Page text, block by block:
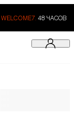
WELCOME7. 48 ЧАСОВ